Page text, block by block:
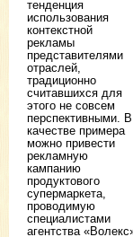
тенденция
использования
контекстной
рекламы
представителями
отраслей,
традиционно
считавшихся для
этого не совсем
перспективными. В
качестве примера
можно привести
рекламную
кампанию
продуктового
супермаркета,
проводимую
специалистами
агентства